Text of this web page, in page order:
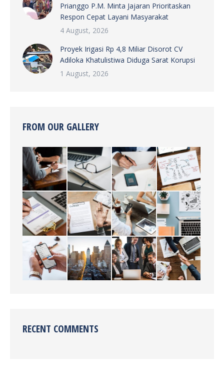
Prianggo P.M. Minta Jajaran Prioritaskan
Respon Cepat Layani Masyarakat
4 August, 2026
Proyek Irigasi Rp 4,8 Miliar Disorot CV
Adiloka Khatulistiwa Diduga Sarat Korupsi
1 August, 2026
FROM OUR GALLERY
RECENT COMMENTS